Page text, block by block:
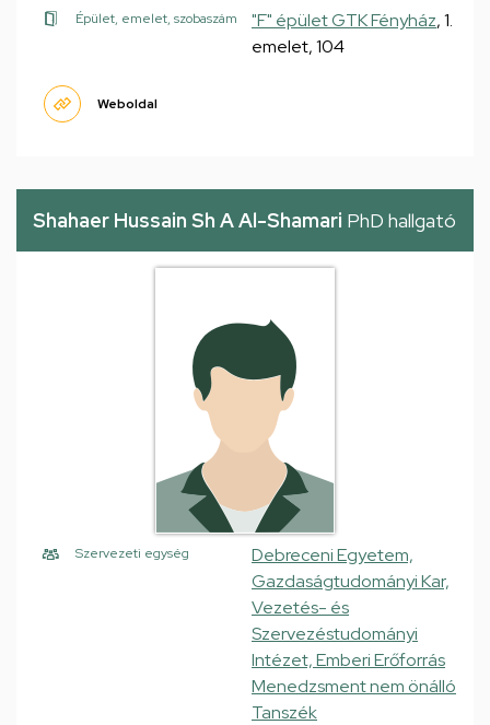
Épület, emelet, szobaszám "F" épület GTK Fényház, 1.
emelet, 104
Weboldal
Shahaer Hussain Sh A Al-Shamari PhD hallgató
Szervezeti egység
Debreceni Egyetem,
Gazdaságtudományi Kar,
Vezetés- és
Szervezéstudományi
Intézet, Emberi Erőforrás
Menedzsment nem önálló
Tanszék